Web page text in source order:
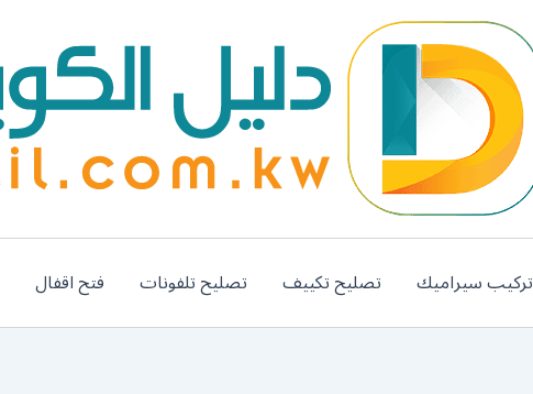
تركيب سيراميك تصليح تكييف تصليح تلفونات فتح اقفال